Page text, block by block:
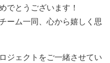
でとうございます！
ーム一同、心から嬉しく思
ジェクトをご一緒させてい